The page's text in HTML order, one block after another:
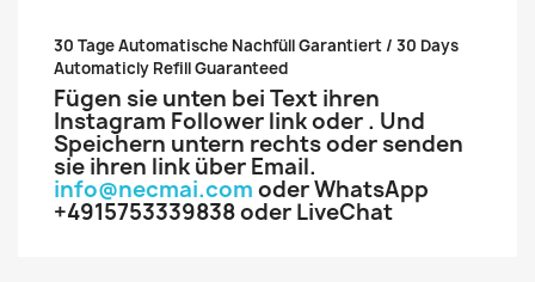
30 Tage Automatische Nachfüll Garantiert / 30 Days
Automaticly Refill Guaranteed
Fügen sie unten bei Text ihren
Instagram Follower link oder . Und
Speichern untern rechts oder senden
sie ihren link über Email.
info@necmai.com oder WhatsApp
+4915753339838 oder LiveChat